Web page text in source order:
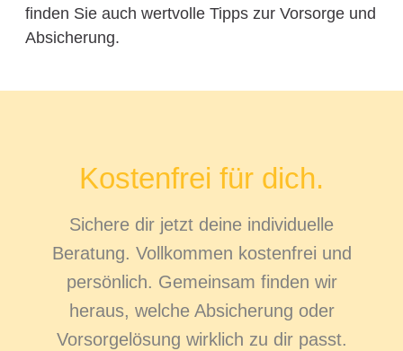
finden Sie auch wertvolle Tipps zur Vorsorge und
Absicherung.
Kostenfrei für dich.
Sichere dir jetzt deine individuelle
Beratung. Vollkommen kostenfrei und
persönlich. Gemeinsam finden wir
heraus, welche Absicherung oder
Vorsorgelösung wirklich zu dir passt.